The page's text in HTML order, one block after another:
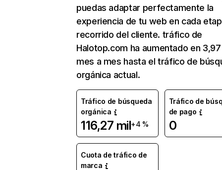
puedas adaptar perfectamente la
experiencia de tu web en cada
recorrido del cliente. tráfico de
Halotop.com ha aumentado en
mes a mes hasta el tráfico de
orgánica actual.
Tráfico de búsqueda
orgánica
116,27 mil+4 %
Tráfico de
de pago
0
Cuota de tráfico de
marca